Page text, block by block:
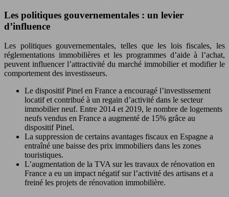
Les politiques gouvernementales : un levier
d’influence
Les politiques gouvernementales, telles que les lois fiscales, les
réglementations immobilières et les programmes d’aide à l’achat,
peuvent influencer l’attractivité du marché immobilier et modifier le
comportement des investisseurs.
Le dispositif Pinel en France a encouragé l’investissement
locatif et contribué à un regain d’activité dans le secteur
immobilier neuf. Entre 2014 et 2019, le nombre de logements
neufs vendus en France a augmenté de 15% grâce au
dispositif Pinel.
La suppression de certains avantages fiscaux en Espagne a
entraîné une baisse des prix immobiliers dans les zones
touristiques.
L’augmentation de la TVA sur les travaux de rénovation en
France a eu un impact négatif sur l’activité des artisans et a
freiné les projets de rénovation immobilière.